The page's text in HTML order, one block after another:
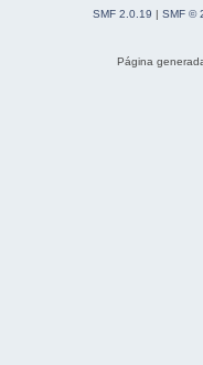
SMF 2.0.19 | SMF ©
Página